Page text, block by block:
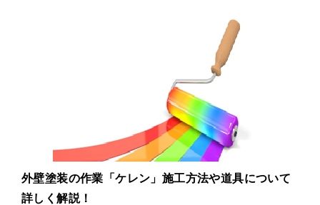
外壁塗装の作業「ケレン」施工方法や道具について
詳しく解説！